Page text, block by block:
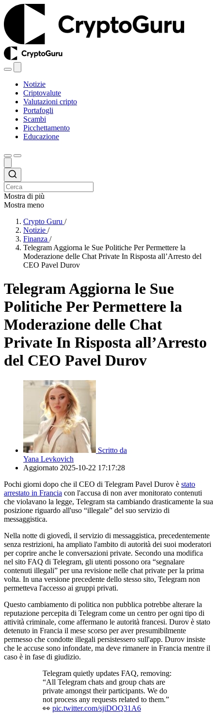
Notizie
Criptovalute
Valutazioni cripto
Portafogli
Scambi
Picchettamento
Educazione
Mostra di più
Mostra meno
Crypto Guru /
Notizie /
Finanza /
Telegram Aggiorna le Sue Politiche Per Permettere la
Moderazione delle Chat Private In Risposta all’Arresto del
CEO Pavel Durov
Telegram Aggiorna le Sue
Politiche Per Permettere la
Moderazione delle Chat
Private In Risposta all’Arresto
del CEO Pavel Durov
Scritto da
Yana Levkovich
Aggiornato 2025-10-22 17:17:28
Pochi giorni dopo che il CEO di Telegram Pavel Durov è stato
arrestato in Francia con l'accusa di non aver monitorato contenuti
che violavano la legge, Telegram sta cambiando drasticamente la sua
posizione riguardo all'uso “illegale” del suo servizio di
messaggistica.
Nella notte di giovedì, il servizio di messaggistica, precedentemente
senza restrizioni, ha ampliato l'ambito di autorità dei suoi moderatori
per coprire anche le conversazioni private. Secondo una modifica
nel sito FAQ di Telegram, gli utenti possono ora “segnalare
contenuti illegali” per una revisione nelle chat private per la prima
volta. In una versione precedente dello stesso sito, Telegram non
permetteva l'accesso ai gruppi privati.
Questo cambiamento di politica non pubblica potrebbe alterare la
reputazione percepita di Telegram come un centro per ogni tipo di
attività criminale, come affermano le autorità francesi. Durov è stato
detenuto in Francia il mese scorso per aver presumibilmente
permesso che condotte illegali persistessero sull'app. Durov insiste
che le accuse sono infondate, ma deve rimanere in Francia mentre il
caso è in fase di giudizio.
Telegram quietly updates FAQ, removing:
“All Telegram chats and group chats are
private amongst their participants. We do
not process any requests related to them.”
👀 pic.twitter.com/sjiDOQ31A6